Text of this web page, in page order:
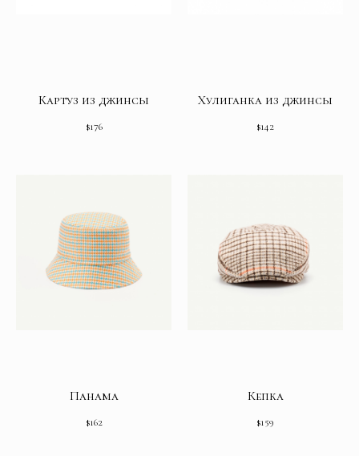
Картуз из джинсы
$176
Хулиганка из джинсы
$142
Панама
$162
Кепка
$159